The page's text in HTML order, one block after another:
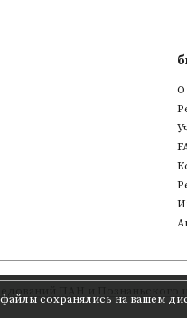
сохранялись на вашем
О
ПАН Познаньского